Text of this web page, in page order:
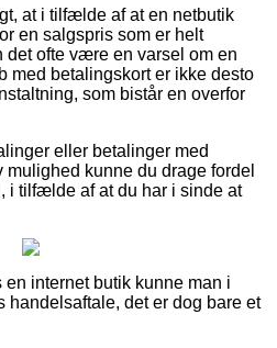
at i tilfælde af at en netbutik
en salgspris som er helt
det ofte være en varsel om en
med betalingskort er ikke desto
som bistår en overfor
eller betalinger med
kunne du drage fordel
i tilfælde af at du har i sinde at
internet butik kunne man i
det er dog bare et